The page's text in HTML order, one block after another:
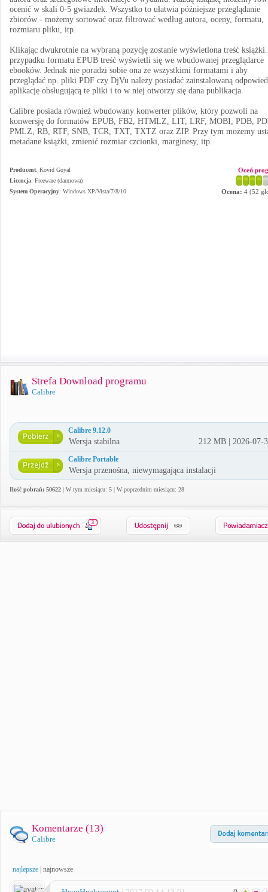
ocenić w skali 0-5 gwiazdek. Wszystko to ułatwia późniejsze przeglądanie
zbiorów - możemy sortować oraz filtrować według autora, oceny, formatu,
rozmiaru pliku, itp.
Klikając dwukrotnie na wybraną pozycję zostanie wyświetlona treść
przypadku formatu EPUB treść wyświetli się we wbudowanej przeglądarce
ebooków. Jednak nie poradzi sobie ona ze wszystkimi formatami i aby
przeglądać np. pliki PDF czy DjVu należy posiadać zainstalowaną
aplikację obsługującą te pliki i to w niej otworzy się dana publikacja.
Calibre posiada również wbudowany konwerter plików, który pozwoli na
konwersję do formatów EPUB, FB2, HTMLZ, LIT, LRF, MOBI, PDB,
PMLZ, RB, RTF, SNB, TCR, TXT, TXTZ oraz ZIP. Przy tym możemy
metadane książki, zmienić rozmiar czcionki, marginesy, itp.
Producent: Kovid Goyal
Licencja: Freeware (darmowa)
System Operacyjny: Windows XP/Vista/7/8/10
Oceń
Ocena: 4 (52
Strefa Download programu
Calibre
Calibre 9.12.0
Wersja stabilna 212 MB | 2026-07-
Calibre Portable
Wersja przenośna, niewymagająca instalacji
Ilość pobrań: 50622 | W tym miesiącu: 5 | W poprzednim miesiącu: 28
3
Komentarze (13)
Calibre
najlepsze najnowsze